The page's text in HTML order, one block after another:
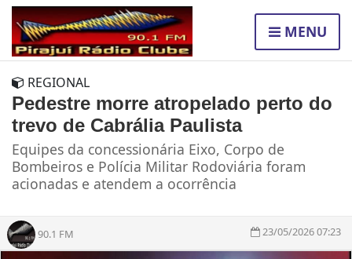
MENU
REGIONAL
Pedestre morre atropelado perto do
trevo de Cabrália Paulista
Equipes da concessionária Eixo, Corpo de
Bombeiros e Polícia Militar Rodoviária foram
acionadas e atendem a ocorrência
90.1 FM 23/05/2026 07:23